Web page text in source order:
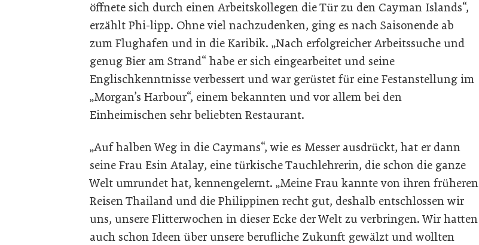
öffnete sich durch einen Arbeitskollegen die Tür zu den Cayman Islands“,
erzählt Phi-lipp. Ohne viel nachzudenken, ging es nach Saisonende ab
zum Flughafen und in die Karibik. „Nach erfolgreicher Arbeitssuche und
genug Bier am Strand“ habe er sich eingearbeitet und seine
Englischkenntnisse verbessert und war gerüstet für eine Festanstellung im
„Morgan’s Harbour“, einem bekannten und vor allem bei den
Einheimischen sehr beliebten Restaurant.
„Auf halben Weg in die Caymans“, wie es Messer ausdrückt, hat er dann
seine Frau Esin Atalay, eine türkische Tauchlehrerin, die schon die ganze
Welt umrundet hat, kennengelernt. „Meine Frau kannte von ihren früheren
Reisen Thailand und die Philippinen recht gut, deshalb entschlossen wir
uns, unsere Flitterwochen in dieser Ecke der Welt zu verbringen. Wir hatten
auch schon Ideen über unsere berufliche Zukunft gewälzt und wollten